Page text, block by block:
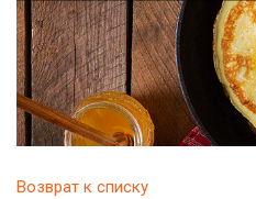
Возврат к списку